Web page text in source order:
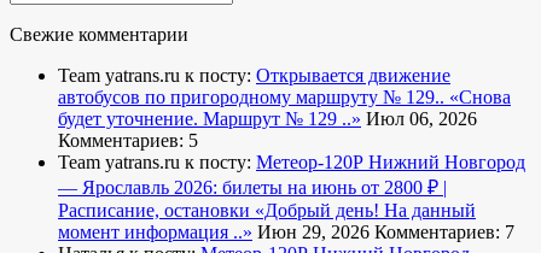
Свежие комментарии
Team yatrans.ru к посту: Открывается движение
автобусов по пригородному маршруту № 129.. «Снова
будет уточнение. Маршрут № 129 ..» Июл 06, 2026
Комментариев: 5
Team yatrans.ru к посту: Метеор-120Р Нижний Новгород
— Ярославль 2026: билеты на июнь от 2800 ₽ |
Расписание, остановки «Добрый день! На данный
момент информация ..» Июн 29, 2026 Комментариев: 7